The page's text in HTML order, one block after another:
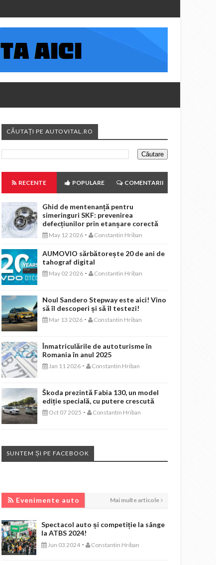
CĂUTAȚI PE AUTOVITAL.RO
RECENTE POPULARE COMENTARII
Ghid de mentenanță pentru
simeringuri SKF: prevenirea
defecțiunilor prin etanșare corectă
May 12 2026 - Constantin Hriban
AUMOVIO sărbătorește 20 de ani de
tahograf digital
May 02 2026 - Constantin Hriban
Noul Sandero Stepway este aici! Vino
să îl descoperi și să îl testezi!
Mar 13 2026 - Constantin Hriban
Înmatriculările de autoturisme în
Romania în anul 2025
Jan 11 2026 - Constantin Hriban
Škoda prezintă Fabia 130, un model
ediție specială, cu putere crescută
Oct 07 2025 - Constantin Hriban
SUNTEM ȘI PE FACEBOOK
Evenimente auto Mai multe articole
Spectacol auto și competiție la sânge
la ATBS 2024!
Jun 03 2024 - Constantin Hriban